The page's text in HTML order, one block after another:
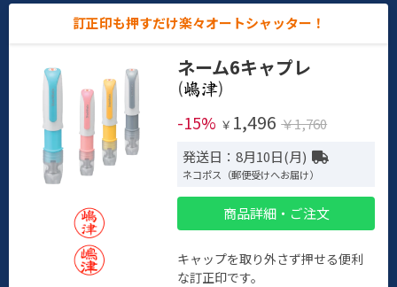
訂正印も押すだけ楽々オートシャッター！
ネーム6キャプレ
(
)
-15% ￥ 1,496 ￥1,760
発送日：8月10日(月)
ネコポス（郵便受けへお届け）
商品詳細・ご注文
キャップを取り外さず押せる便利
な訂正印です。